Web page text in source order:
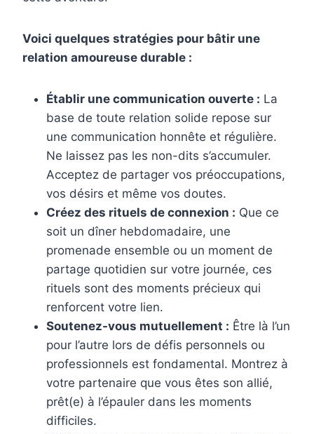
Voici quelques stratégies pour bâtir une
relation amoureuse durable :
Établir une communication ouverte : La
base de toute relation solide repose sur
une communication honnête et régulière.
Ne laissez pas les non-dits s’accumuler.
Acceptez de partager vos préoccupations,
vos désirs et même vos doutes.
Créez des rituels de connexion : Que ce
soit un dîner hebdomadaire, une
promenade ensemble ou un moment de
partage quotidien sur votre journée, ces
rituels sont des moments précieux qui
renforcent votre lien.
Soutenez-vous mutuellement : Être là l’un
pour l’autre lors de défis personnels ou
professionnels est fondamental. Montrez à
votre partenaire que vous êtes son allié,
prêt(e) à l’épauler dans les moments
difficiles.